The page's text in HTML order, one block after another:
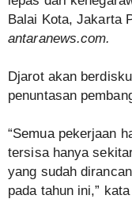
Balai Kota, Jakarta
antaranews.com.
Djarot akan
penuntasan
“Semua pekerjaan
tersisa hanya
yang sudah
pada tahun ini,”